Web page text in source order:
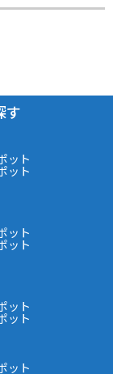
す
ット
ット
ット
ット
ット
ット
ット